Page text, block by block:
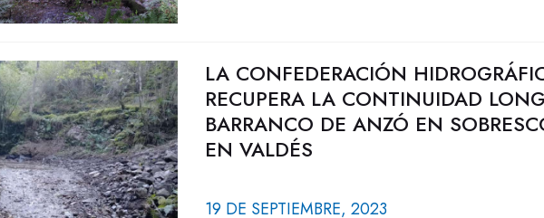
LA CONFEDERACIÓN
RECUPERA LA CONTINUIDAD
BARRANCO DE ANZÓ EN
EN VALDÉS
19 DE SEPTIEMBRE, 2023